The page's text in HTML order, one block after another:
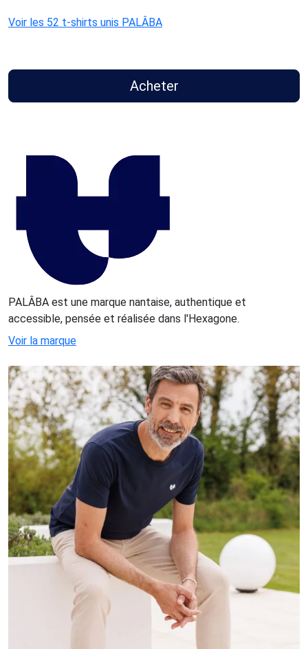
Voir les 52 t-shirts unis PALÂBA
Acheter
PALÂBA est une marque nantaise, authentique et
accessible, pensée et réalisée dans l'Hexagone.
Voir la marque